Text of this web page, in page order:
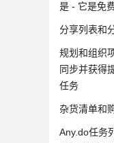
是 - 它是免
分享列表和
规划和组织
同步并获得
任务
杂货清单和
Any.do任务